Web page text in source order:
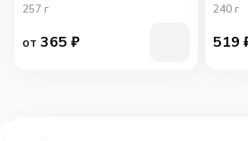
257 г
от 365 ₽
240 г
519